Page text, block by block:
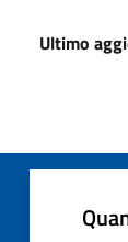
Ultimo